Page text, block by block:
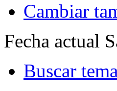
Cambiar
Fecha actual
Buscar